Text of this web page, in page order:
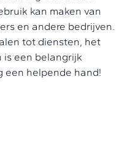
kan maken van
en andere bedrijven.
tot diensten, het
is een belangrijk
een helpende hand!